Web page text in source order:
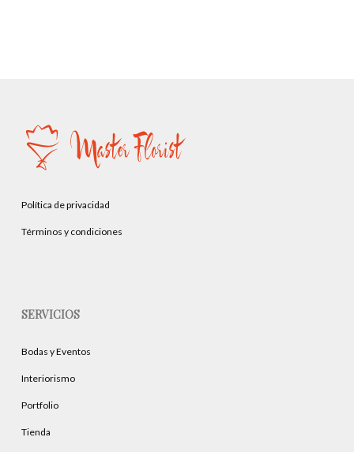
Política de privacidad
Términos y condiciones
SERVICIOS
Bodas y Eventos
Interiorismo
Portfolio
Tienda